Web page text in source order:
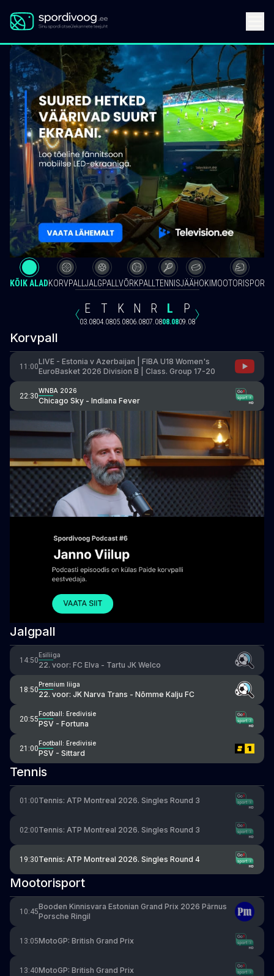
KÕIK ALADKORVPALL JALGPALL VÕRKPALL TENNISJÄÄHOKI MOOTORISPORT
E
03.08
T
04.08
K
05.08
N
06.08
R
07.08
L
08.08
P
09.08
Korvpall
11:00
LIVE - Estonia v Azerbaijan | FIBA U18 Women's
EuroBasket 2026 Division B | Class. Group 17-20
22:30
WNBA 2026
Chicago Sky - Indiana Fever
Jalgpall
14:50
Esiliiga
22. voor: FC Elva - Tartu JK Welco
18:50
Premium liiga
22. voor: JK Narva Trans - Nõmme Kalju FC
20:55
Football: Eredivisie
PSV - Fortuna
21:00
Football: Eredivisie
PSV - Sittard
Tennis
01:00Tennis: ATP Montreal 2026. Singles Round 3
02:00Tennis: ATP Montreal 2026. Singles Round 3
19:30Tennis: ATP Montreal 2026. Singles Round 4
Mootorisport
10:45
Booden Kinnisvara Estonian Grand Prix 2026 Pärnus
Porsche Ringil
13:05MotoGP: British Grand Prix
13:40MotoGP: British Grand Prix